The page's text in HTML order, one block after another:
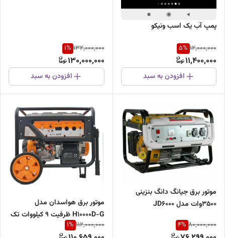
پمپ آب یک اسب ونیکو
12,000,000
5%
11,400,000
افزودن به سبد
132,000,000
1%
130,000,000
افزودن به سبد
موتور برق جیانگ دانگ بنزینی
3500وات مدل JD6000
80,000,000
4%
موتور برق هواسدان مدل
H10000D-G ظرفیت ۹ کیلووات تک
فاز
112,000,000
1%